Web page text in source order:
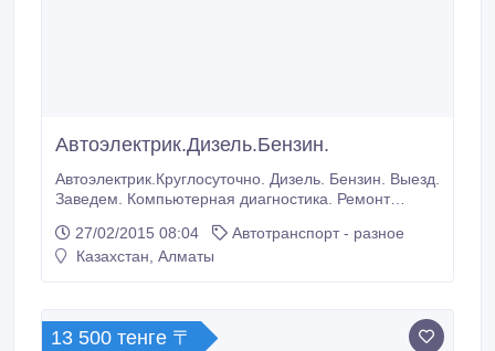
Автоэлектрик.Дизель.Бензин.
Автоэлектрик.Круглосуточно. Дизель. Бензин. Выезд.
Заведем. Компьютерная диагностика. Ремонт
т.д.87772343409...
27/02/2015 08:04
Автотранспорт - разное
Казахстан, Алматы
13 500 тенге 〒